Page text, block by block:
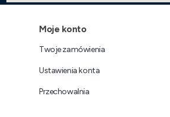
Moje konto
Twoje zamówienia
Ustawienia konta
Przechowalnia